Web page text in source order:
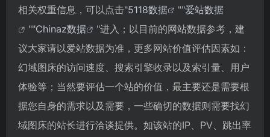
相关权重信息，可以点击"5118数据 ""爱站数据
""Chinaz数据
"进入；以目前的网站数据参考，建
议大家请以爱站数据为准，更多网站价值评估因素如：
幻域图床的访问速度、搜索引擎收录以及索引量、用户
体验等；当然要评估一个站的价值，最主要还是需要根
据您自身的需求以及需要，一些确切的数据则需要找幻
域图床的站长进行洽谈提供。如该站的IP、PV、跳出率